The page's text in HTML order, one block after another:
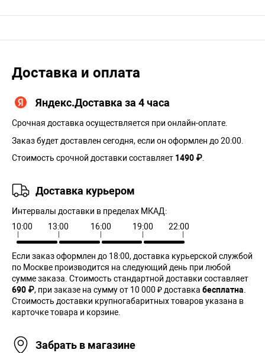
Доставка и оплата
Яндекс.Доставка за 4 часа
Срочная доставка осуществляется при онлайн-оплате.
Заказ будет доставлен сегодня, если он оформлен до 20:00.
Стоимость срочной доставки составляет 1490 ₽.
Доставка курьером
Интервалы доставки в пределах МКАД:
10:00
13:00 16:00 19:00 22:00
Если заказ оформлен до 18:00, доставка курьерской службой
по Москве производится на следующий день при любой
сумме заказа. Cтоимость стандартной доставки составляет
690 ₽, при заказе на сумму от 10 000 ₽ доставка бесплатна.
Стоимость доставки крупногабаритных товаров указана в
карточке товара и корзине.
Забрать в магазине